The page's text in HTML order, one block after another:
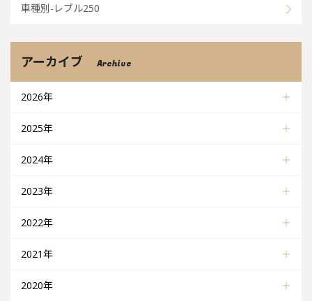
車種別-レブル250
アーカイブ Archive
2026年
2025年
2024年
2023年
2022年
2021年
2020年